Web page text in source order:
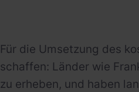
Für die Umsetzung des
schaffen: Länder wie
zu erheben, und haben